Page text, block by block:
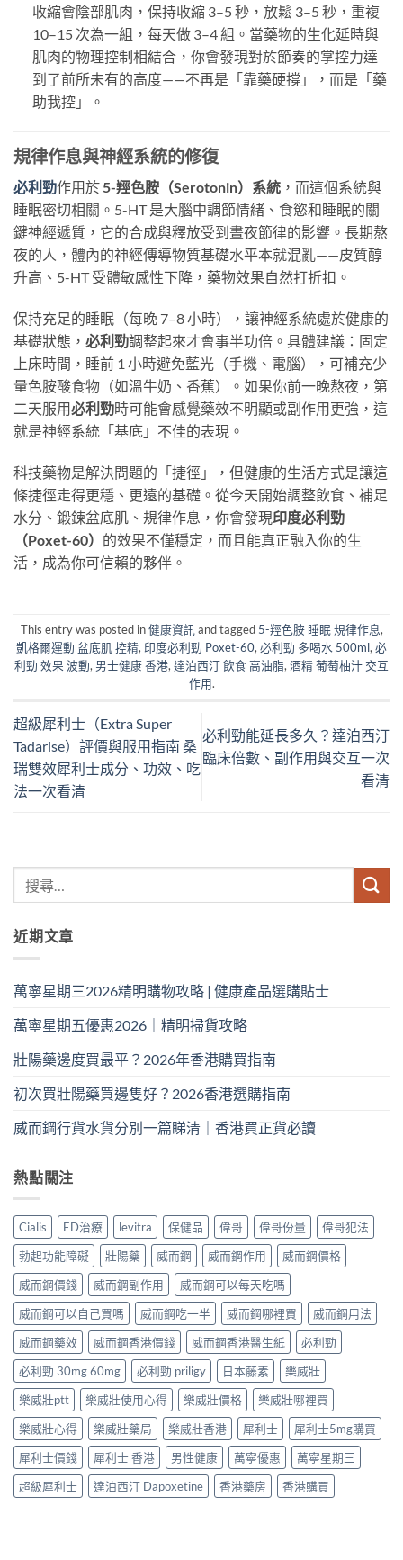
收縮會陰部肌肉，保持收縮 3–5 秒，放鬆 3–5 秒，重複
10–15 次為一組，每天做 3–4 組。當藥物的生化延時與
肌肉的物理控制相結合，你會發現對於節奏的掌控力達
到了前所未有的高度——不再是「靠藥硬撐」，而是「藥
助我控」。
規律作息與神經系統的修復
必利勁作用於5-羥色胺（Serotonin）系統 ，而這個系統與
睡眠密切相關。5-HT 是大腦中調節情緒、食慾和睡眠的關
鍵神經遞質，它的合成與釋放受到晝夜節律的影響。長期熬
夜的人，體內的神經傳導物質基礎水平本就混亂——皮質醇
升高、5-HT 受體敏感性下降，藥物效果自然打折扣。
保持充足的睡眠（每晚 7–8 小時），讓神經系統處於健康的
基礎狀態， 必利勁調整起來才會事半功倍。具體建議：固定
上床時間，睡前 1 小時避免藍光（手機、電腦），可補充少
量色胺酸食物（如溫牛奶、香蕉）。如果你前一晚熬夜，第
二天服用必利勁時可能會感覺藥效不明顯或副作用更強，這
就是神經系統「基底」不佳的表現。
科技藥物是解決問題的「捷徑」，但健康的生活方式是讓這
條捷徑走得更穩、更遠的基礎。從今天開始調整飲食、補足
水分、鍛鍊盆底肌、規律作息，你會發現印度必利勁
（Poxet-60） 的效果不僅穩定，而且能真正融入你的生
活，成為你可信賴的夥伴。
This entry was posted in健康資訊and tagged 5-羥色胺 睡眠 規律作息,
凱格爾運動 盆底肌 控精,印度必利勁 Poxet-60,必利勁 多喝水 500ml,必
利勁 效果 波動, 男士健康 香港,達泊西汀 飲食 高油脂,酒精 葡萄柚汁 交互
作用.
超級犀利士（Extra Super
Tadarise）評價與服用指南 桑
瑞雙效犀利士成分、功效、吃
法一次看清
必利勁能延長多久？達泊西汀
臨床倍數、副作用與交互一次
看清
近期文章
萬寧星期三2026精明購物攻略 | 健康產品選購貼士
萬寧星期五優惠2026｜精明掃貨攻略
壯陽藥邊度買最平？2026年香港購買指南
初次買壯陽藥買邊隻好？2026香港選購指南
威而鋼行貨水貨分別一篇睇清｜香港買正貨必讀
熱點關注
Cialis ED治療 levitra 保健品 偉哥 偉哥份量
偉哥犯法
勃起功能障礙
壯陽藥 威而鋼 威而鋼作用
威而鋼價格
威而鋼價錢
威而鋼副作用
威而鋼可以每天吃嗎
威而鋼可以自己買嗎
威而鋼吃一半 威而鋼哪裡買
威而鋼用法
威而鋼藥效
威而鋼香港價錢 威而鋼香港醫生紙
必利勁
必利勁 30mg 60mg
必利勁 priligy 日本藤素
樂威壯
樂威壯ptt
樂威壯使用心得 樂威壯價格
樂威壯哪裡買
樂威壯心得
樂威壯藥局 樂威壯香港 犀利士
犀利士5mg購買
犀利士價錢
犀利士 香港 男性健康 萬寧優惠
萬寧星期三
超級犀利士
達泊西汀 Dapoxetine 香港藥房 香港購買